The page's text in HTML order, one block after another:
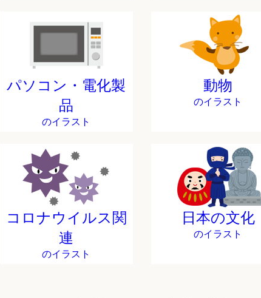
パソコン・電化製
品
のイラスト
動物
のイラスト
コロナウイルス関
連
のイラスト
日本の文化
のイラスト